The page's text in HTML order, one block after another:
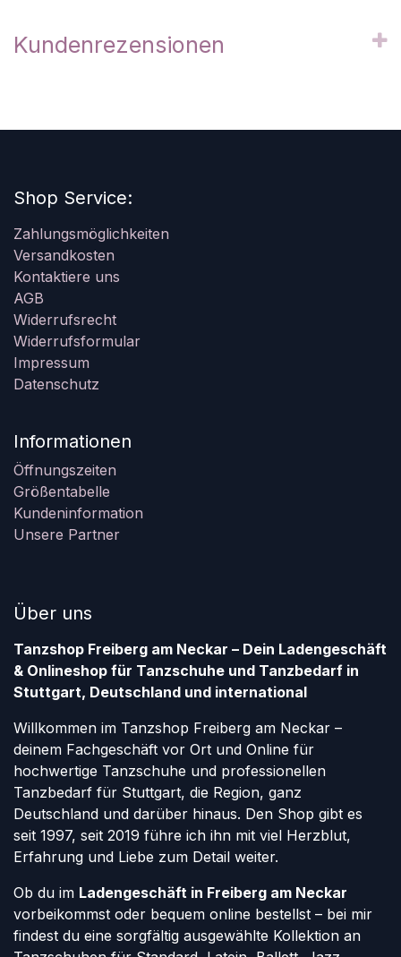
Kundenrezensionen
Shop Service:
Zahlungsmöglichkeiten
Versandkosten
Kontaktiere uns
AGB
Widerrufsrecht
Widerrufsformular
Impressum
Datenschutz
Informationen
Öffnungszeiten
Größentabelle
Kundeninformation
Unsere Partner
Über uns
Tanzshop Freiberg am Neckar – Dein Ladengeschäft
& Onlineshop für Tanzschuhe und Tanzbedarf in
Stuttgart, Deutschland und international
Willkommen im Tanzshop Freiberg am Neckar –
deinem Fachgeschäft vor Ort und Online für
hochwertige Tanzschuhe und professionellen
Tanzbedarf für Stuttgart, die Region, ganz
Deutschland und darüber hinaus. Den Shop gibt es
seit 1997, seit 2019 führe ich ihn mit viel Herzblut,
Erfahrung und Liebe zum Detail weiter.
Ob du im Ladengeschäft in Freiberg am Neckar
vorbeikommst oder bequem online bestellst – bei mir
findest du eine sorgfältig ausgewählte Kollektion an